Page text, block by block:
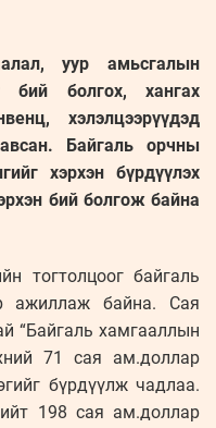
уур амьсгалын
бий болгох, хангах
хэлэлцээрүүдэд
Байгаль орчны
хэрхэн бүрдүүлэх
бий болгож байна
тогтолцоог байгаль
ажиллаж байна. Сая
“Байгаль хамгааллын
71 сая ам.доллар
бүрдүүлж чадлаа.
198 сая ам.доллар